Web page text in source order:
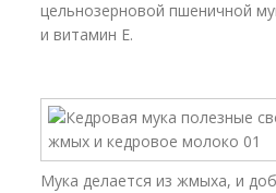
цельнозерновой пшеничной
и витамин E.
Мука делается из жмыха, и